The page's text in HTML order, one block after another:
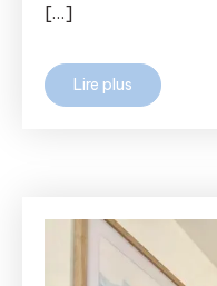
[…]
Lire plus